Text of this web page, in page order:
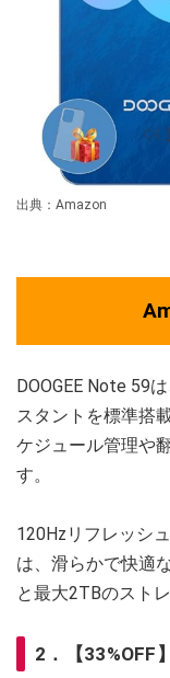
出典：Amazon
DOOGEE Note 59
スタントを標準搭
ケジュール管理や
す。
120Hzリフレッシ
は、滑らかで快適
と最大2TBのスト
2．【33%OFF